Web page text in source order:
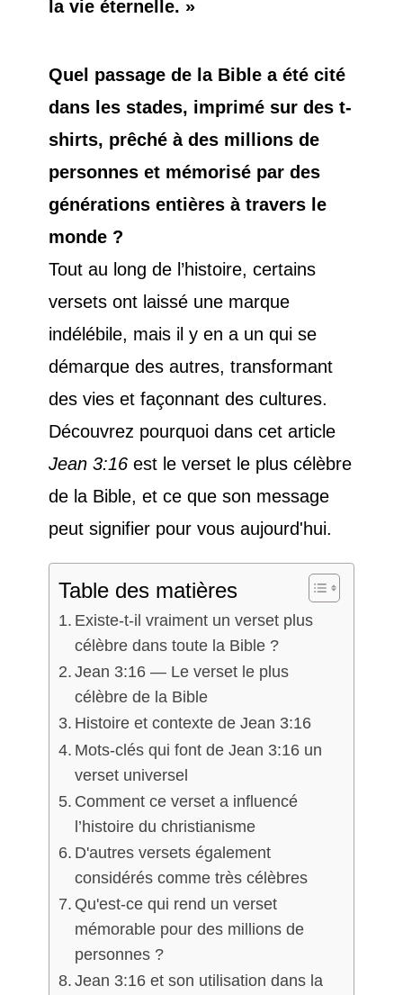
la vie éternelle. »
Quel passage de la Bible a été cité
dans les stades, imprimé sur des t-
shirts, prêché à des millions de
personnes et mémorisé par des
générations entières à travers le
monde ?
Tout au long de l’histoire, certains
versets ont laissé une marque
indélébile, mais il y en a un qui se
démarque des autres, transformant
des vies et façonnant des cultures.
Découvrez pourquoi dans cet article
Jean 3:16est le verset le plus célèbre
de la Bible, et ce que son message
peut signifier pour vous aujourd'hui.
Table des matières
Existe-t-il vraiment un verset plus
célèbre dans toute la Bible ?
Jean 3:16 — Le verset le plus
célèbre de la Bible
Histoire et contexte de Jean 3:16
Mots-clés qui font de Jean 3:16 un
verset universel
Comment ce verset a influencé
l’histoire du christianisme
D'autres versets également
considérés comme très célèbres
Qu'est-ce qui rend un verset
mémorable pour des millions de
personnes ?
Jean 3:16 et son utilisation dans la